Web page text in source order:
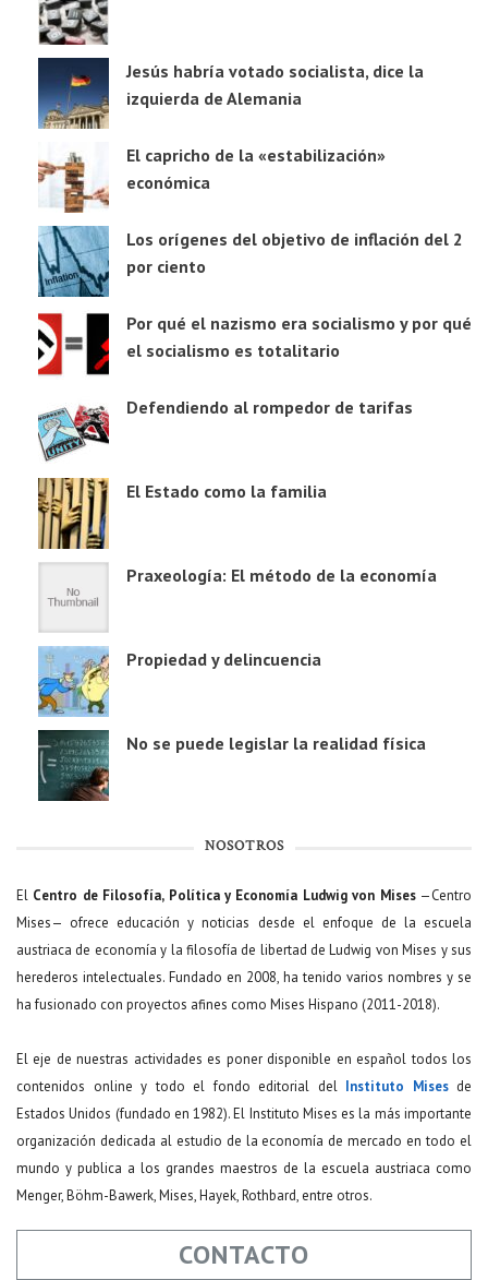
Jesús habría votado socialista, dice la
izquierda de Alemania
El capricho de la «estabilización»
económica
Los orígenes del objetivo de inflación del 2
por ciento
Por qué el nazismo era socialismo y por qué
el socialismo es totalitario
Defendiendo al rompedor de tarifas
El Estado como la familia
Praxeología: El método de la economía
Propiedad y delincuencia
No se puede legislar la realidad física
NOSOTROS
El Centro de Filosofía, Política y Economía Ludwig von Mises—Centro
Mises— ofrece educación y noticias desde el enfoque de la escuela
austriaca de economía y la filosofía de libertad de Ludwig von Mises y sus
herederos intelectuales. Fundado en 2008, ha tenido varios nombres y se
ha fusionado con proyectos afines como Mises Hispano (2011-2018).
El eje de nuestras actividades es poner disponible en español todos los
contenidos online y todo el fondo editorial del Instituto Misesde
Estados Unidos (fundado en 1982). El Instituto Mises es la más importante
organización dedicada al estudio de la economía de mercado en todo el
mundo y publica a los grandes maestros de la escuela austriaca como
Menger, Böhm-Bawerk, Mises, Hayek, Rothbard, entre otros.
CONTACTO